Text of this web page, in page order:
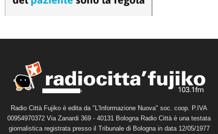
Radio Città Fujiko è edita da "L'Informazione Nuova" soc. coop. P.IVA
00954970372 Via Zanardi 369 - 40131 Bologna Radio Città è una testata
giornalistica registrata presso il Tribunale di Bologna in data 12/05/1977